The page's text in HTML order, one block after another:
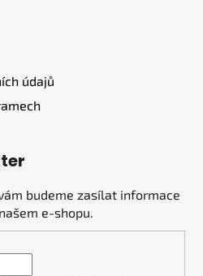
údajů
budeme zasílat informace
e-shopu.